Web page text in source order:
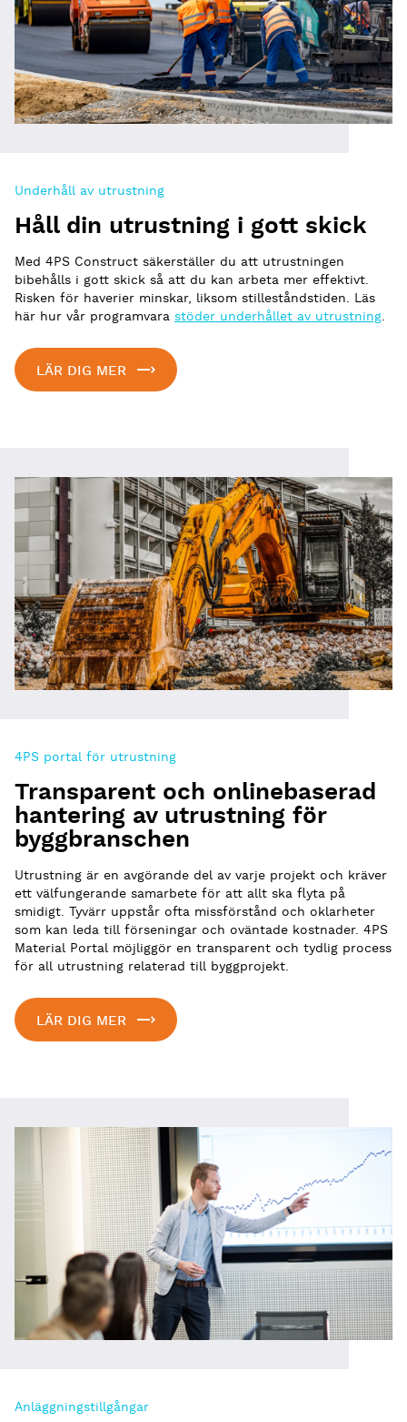
Underhåll av utrustning
Håll din utrustning i gott skick
Med 4PS Construct säkerställer du att utrustningen
bibehålls i gott skick så att du kan arbeta mer effektivt.
Risken för haverier minskar, liksom stilleståndstiden. Läs
här hur vår programvara stöder underhållet av utrustning.
LÄR DIG MER
4PS portal för utrustning
Transparent och onlinebaserad
hantering av utrustning för
byggbranschen
Utrustning är en avgörande del av varje projekt och kräver
ett välfungerande samarbete för att allt ska flyta på
smidigt. Tyvärr uppstår ofta missförstånd och oklarheter
som kan leda till förseningar och oväntade kostnader. 4PS
Material Portal möjliggör en transparent och tydlig process
för all utrustning relaterad till byggprojekt.
LÄR DIG MER
Anläggningstillgångar